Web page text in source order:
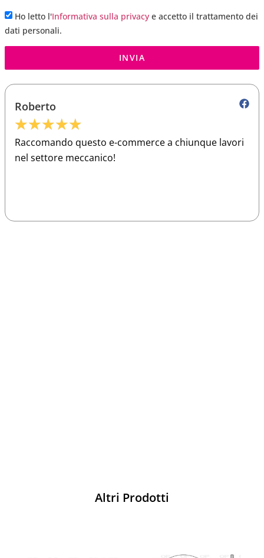
Ho letto l'Informativa sulla privacy e accetto il trattamento dei
dati personali.
INVIA
Roberto
★★★★★
Raccomando questo e-commerce a chiunque lavori
nel settore meccanico!
Altri Prodotti